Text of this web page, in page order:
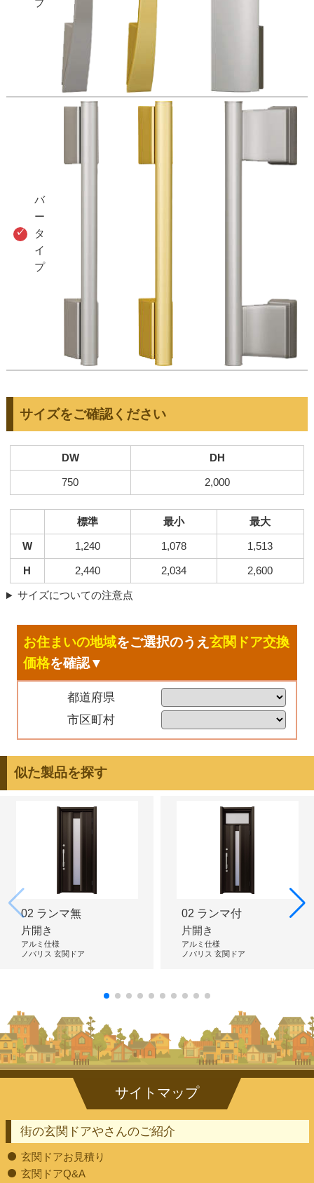
バ
ー
タ
イ
プ
サイズをご確認ください
DW DH
750 2,000
標準 最小 最大
W 1,240 1,078 1,513
H 2,440 2,034 2,600
サイズについての注意点
お住まいの地域をご選択のうえ玄関ドア交換
価格を確認▼
都道府県
市区町村
似た製品を探す
02 ランマ無
片開き
アルミ仕様
ノバリス 玄関ドア
02 ランマ付
片開き
アルミ仕様
ノバリス 玄関ドア
街の玄関ドアやさんのご紹介
玄関ドアお見積り
玄関ドアQ&A